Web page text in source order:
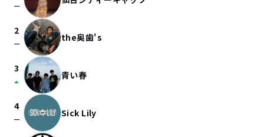
check_indeterminate_small
2
check_indeterminate_small the奥歯's
3
arrow_drop_up 青い春
4
check_indeterminate_small Sick Lily